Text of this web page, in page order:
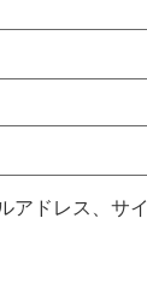
ドレス、サ